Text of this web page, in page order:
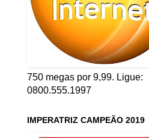
750 megas por 9,99. Ligue:
0800.555.1997
IMPERATRIZ CAMPEÃO 2019